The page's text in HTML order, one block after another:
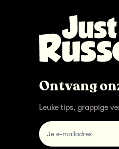
Ontvang
Leuke tips, grappige
email